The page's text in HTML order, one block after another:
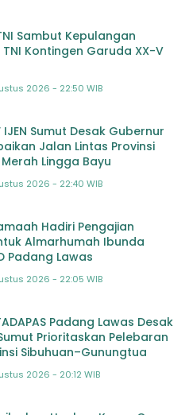
Sambut Kepulangan
TNI Kontingen Garuda XX-V
2026 - 22:50 WIB
IJEN Sumut Desak Gubernur
Jalan Lintas Provinsi
Lingga Bayu
2026 - 22:40 WIB
Hadiri Pengajian
Almarhumah Ibunda
Padang Lawas
2026 - 22:05 WIB
Padang Lawas Desak
Prioritaskan Pelebaran
Sibuhuan–Gunungtua
2026 - 20:12 WIB